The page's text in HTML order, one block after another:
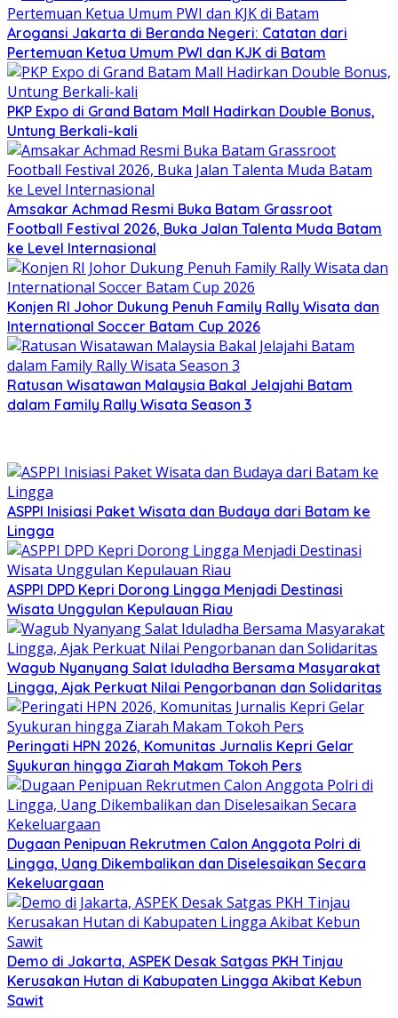
Arogansi Jakarta di Beranda Negeri: Catatan dari
Pertemuan Ketua Umum PWI dan KJK di Batam
PKP Expo di Grand Batam Mall Hadirkan Double Bonus,
Untung Berkali-kali
Amsakar Achmad Resmi Buka Batam Grassroot
Football Festival 2026, Buka Jalan Talenta Muda Batam
ke Level Internasional
Konjen RI Johor Dukung Penuh Family Rally Wisata dan
International Soccer Batam Cup 2026
Ratusan Wisatawan Malaysia Bakal Jelajahi Batam
dalam Family Rally Wisata Season 3
ASPPI Inisiasi Paket Wisata dan Budaya dari Batam ke
Lingga
ASPPI DPD Kepri Dorong Lingga Menjadi Destinasi
Wisata Unggulan Kepulauan Riau
Wagub Nyanyang Salat Iduladha Bersama Masyarakat
Lingga, Ajak Perkuat Nilai Pengorbanan dan Solidaritas
Peringati HPN 2026, Komunitas Jurnalis Kepri Gelar
Syukuran hingga Ziarah Makam Tokoh Pers
Dugaan Penipuan Rekrutmen Calon Anggota Polri di
Lingga, Uang Dikembalikan dan Diselesaikan Secara
Kekeluargaan
Demo di Jakarta, ASPEK Desak Satgas PKH Tinjau
Kerusakan Hutan di Kabupaten Lingga Akibat Kebun
Sawit